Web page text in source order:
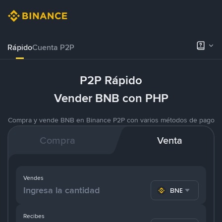
RápidoCuenta P2P
P2P Rápido
Vender BNB con PHP
Compra y vende BNB en Binance P2P con varios métodos de pago
Compra Venta
Recibes
Vendes
BNB